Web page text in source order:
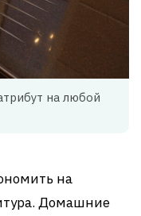
на любой
на
Домашние